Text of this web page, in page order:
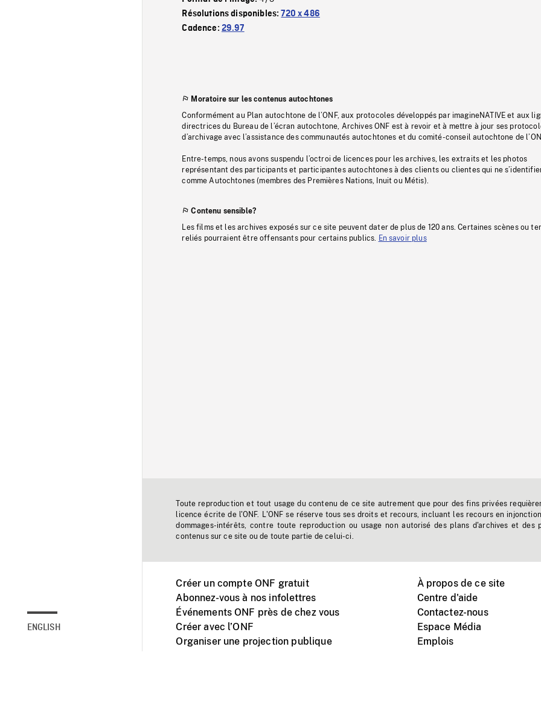
ENGLISH
Résolutions disponibles:720 x 486
Cadence: 29.97
Moratoire sur les contenus autochtones
Conformément au Plan autochtone de l’ONF, aux protocoles développés par imagineNATIVE et aux
directrices du Bureau de l’écran autochtone, Archives ONF est à revoir et à mettre à jour ses
d’archivage avec l’assistance des communautés autochtones et du comité-conseil autochtone de
Entre-temps, nous avons suspendu l’octroi de licences pour les archives, les extraits et les photos
représentant des participants et participantes autochtones à des clients ou clientes qui ne
comme Autochtones (membres des Premières Nations, Inuit ou Métis).
Contenu sensible?
Les films et les archives exposés sur ce site peuvent dater de plus de 120 ans. Certaines scènes ou
reliés pourraient être offensants pour certains publics.
En savoir plus
Toute reproduction et tout usage du contenu de ce site autrement que pour des fins privées
licence écrite de l'ONF. L'ONF se réserve tous ses droits et recours, incluant les recours en
dommages-intérêts, contre toute reproduction ou usage non autorisé des plans d'archives et des
contenus sur ce site ou de toute partie de celui-ci.
Créer un compte ONF gratuit
Abonnez-vous à nos infolettres
Événements ONF près de chez vous
Créer avec l’ONF
Organiser une projection publique
À propos de ce site
Centre d'aide
Contactez-nous
Espace Média
Emplois